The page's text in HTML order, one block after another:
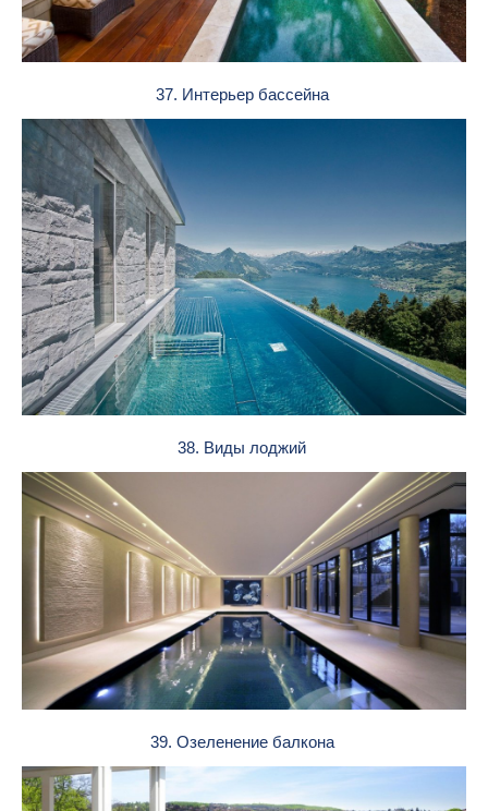
37. Интерьер бассейна
38. Виды лоджий
39. Озеленение балкона